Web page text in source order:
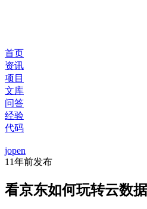
首页
资讯
项目
文库
问答
经验
代码
jopen
11年前发布
看京东如何玩转云数